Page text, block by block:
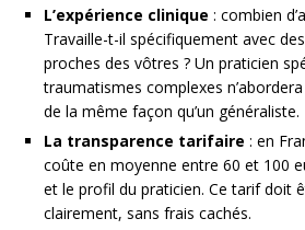
L’expérience clinique : combien
Travaille-t-il spécifiquement avec
proches des vôtres ? Un praticien
traumatismes complexes
de la même façon qu’un généraliste.
La transparence tarifaire : en
coûte en moyenne entre 60 et 100
et le profil du praticien. Ce tarif doit
clairement, sans frais cachés.